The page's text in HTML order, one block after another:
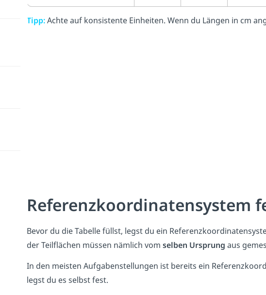
Tipp:Achte auf konsistente Einheiten. Wenn du Längen in cm
Referenzkoordinatensystem
Bevor du die Tabelle füllst, legst du ein
der Teilflächen müssen nämlich vom selben Ursprung aus
In den meisten Aufgabenstellungen ist bereits ein
legst du es selbst fest.